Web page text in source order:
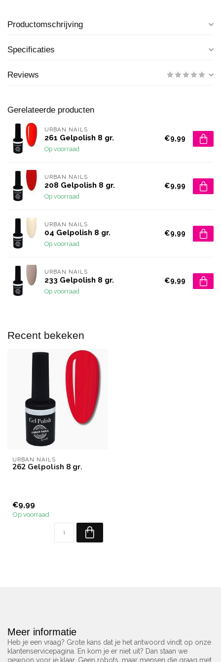
Productomschrijving
Specificaties
Reviews
Gerelateerde producten
URBAN NAILS
261 Gelpolish 8 gr.
Op voorraad
€9,99
URBAN NAILS
208 Gelpolish 8 gr.
Op voorraad
€9,99
URBAN NAILS
04 Gelpolish 8 gr.
Op voorraad
€9,99
URBAN NAILS
233 Gelpolish 8 gr.
Op voorraad
€9,99
Recent bekeken
URBAN NAILS
262 Gelpolish 8 gr.
€9,99
Op voorraad
Meer informatie
Heb je een vraag? Grote kans dat je het antwoord vindt op onze
klantenservicepagina. En kom je er niet uit? Dan staan we
gewoon voor je klaar. Geen robots, maar mensen die graag met